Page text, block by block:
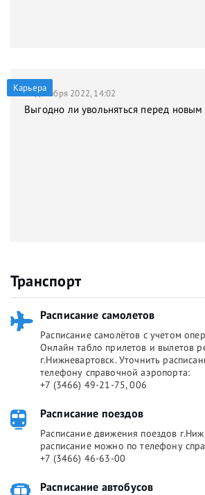
Карьера
21 декабря 2022, 14:02
Выгодно ли увольняться перед
Транспорт
Расписание самолетов
Расписание самолётов с учетом
Онлайн табло прилетов и вылетов
г.Нижневартовск. Уточнить
телефону справочной аэропорта:
+7 (3466) 49-21-75, 006
Расписание поездов
Расписание движения поездов
расписание можно по телефону
+7 (3466) 46-63-00
Расписание автобусов